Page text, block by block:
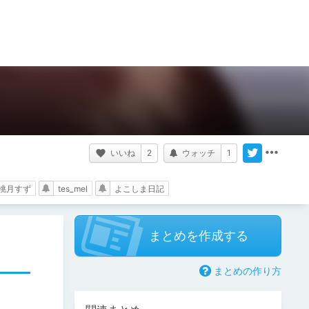
いいね 2 ウォッチ 1
月すず tes_mel よこしま日記
まとめを作成する
まとめの作り方